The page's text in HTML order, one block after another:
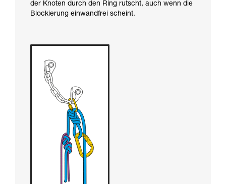
der Knoten durch den Ring rutscht, auch wenn die
Blockierung einwandfrei scheint.